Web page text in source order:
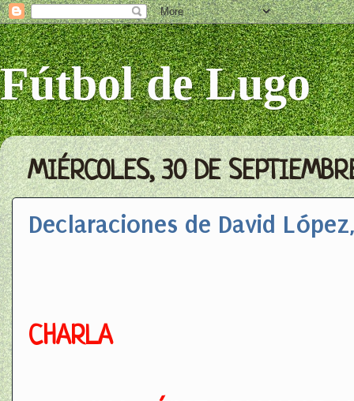
Fútbol de Lugo
MIÉRCOLES, 30 DE
Declaraciones de David
CHARLA